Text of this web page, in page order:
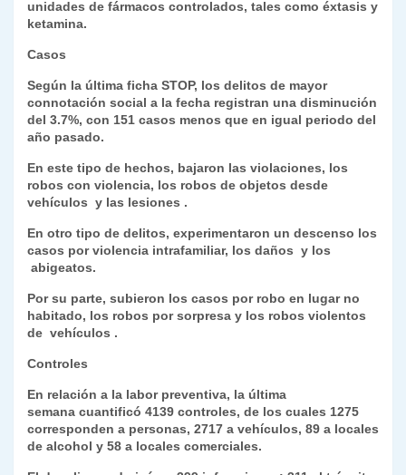
unidades de fármacos controlados, tales como éxtasis y
ketamina.
Casos
Según la última ficha STOP, los delitos de mayor
connotación social a la fecha registran una disminución
del 3.7%, con 151 casos menos que en igual periodo del
año pasado.
En este tipo de hechos, bajaron las violaciones, los
robos con violencia, los robos de objetos desde
vehículos y las lesiones .
En otro tipo de delitos, experimentaron un descenso los
casos por violencia intrafamiliar, los daños y los
abigeatos.
Por su parte, subieron los casos por robo en lugar no
habitado, los robos por sorpresa y los robos violentos
de vehículos .
Controles
En relación a la labor preventiva, la última
semana cuantificó 4139 controles, de los cuales 1275
corresponden a personas, 2717 a vehículos, 89 a locales
de alcohol y 58 a locales comerciales.